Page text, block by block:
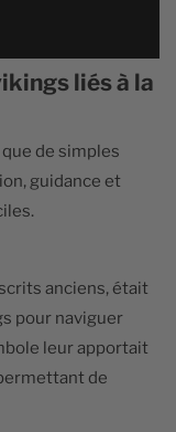
liés à la
de simples
guidance et
anciens, était
pour naviguer
leur apportait
de